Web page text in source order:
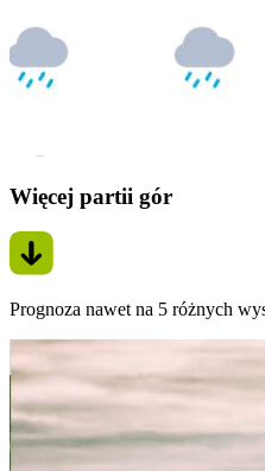
Więcej partii gór
Prognoza nawet na 5 różnych